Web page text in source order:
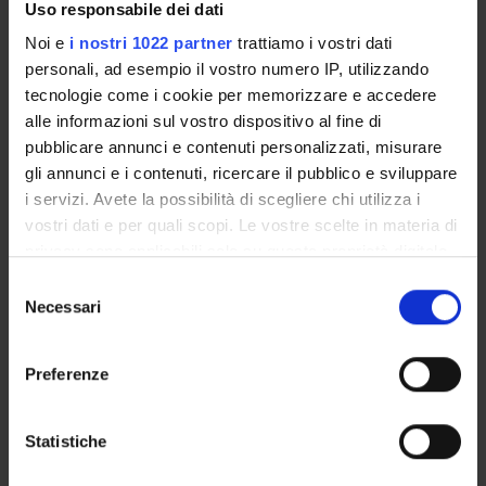
Uso responsabile dei dati
Noi e i nostri 1022 partner trattiamo i vostri dati
personali, ad esempio il vostro numero IP, utilizzando
tecnologie come i cookie per memorizzare e accedere
alle informazioni sul vostro dispositivo al fine di
pubblicare annunci e contenuti personalizzati, misurare
gli annunci e i contenuti, ricercare il pubblico e sviluppare
i servizi. Avete la possibilità di scegliere chi utilizza i
vostri dati e per quali scopi. Le vostre scelte in materia di
modificare o revocare il proprio consenso in qualsiasi
momento dalla Dichiarazione sui cookie o facendo clic
raccogliere informazioni sulla tua posizione
geografica, con un'approssimazione di qualche
delNecessari
Preferenze
Statistiche
PUBBLICAZIONI
INCARICHI
ORGANIZZAZIONE
GOVERNANCE
UFFICI E STRUTTURE DI SERVIZIO
STRUTTURE DEL DIPARTIMENTO